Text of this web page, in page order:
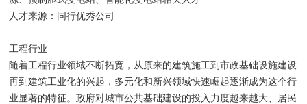
人才来源：同行优秀公司
工程行业
随着工程行业领域不断拓宽，从原来的建筑施工到市政基础设施建设
再到建筑工业化的兴起，多元化和新兴领域快速崛起逐渐成为这个行
业显著的特征。政府对城市公共基础建设的投入力度越来越大、居民